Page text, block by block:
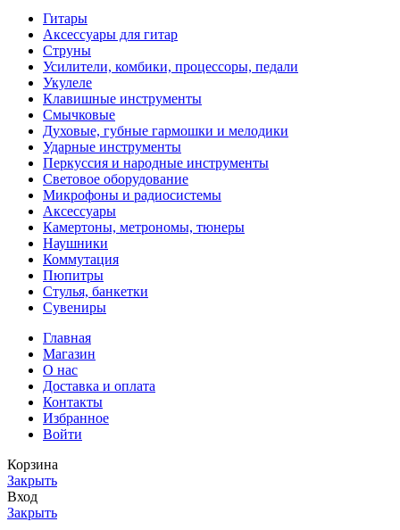
Гитары
Аксессуары для гитар
Струны
Усилители, комбики, процессоры, педали
Укулеле
Клавишные инструменты
Смычковые
Духовые, губные гармошки и мелодики
Ударные инструменты
Перкуссия и народные инструменты
Световое оборудование
Микрофоны и радиосистемы
Аксессуары
Камертоны, метрономы, тюнеры
Наушники
Коммутация
Пюпитры
Стулья, банкетки
Сувениры
Главная
Магазин
О нас
Доставка и оплата
Контакты
Избранное
Войти
Корзина
Закрыть
Вход
Закрыть